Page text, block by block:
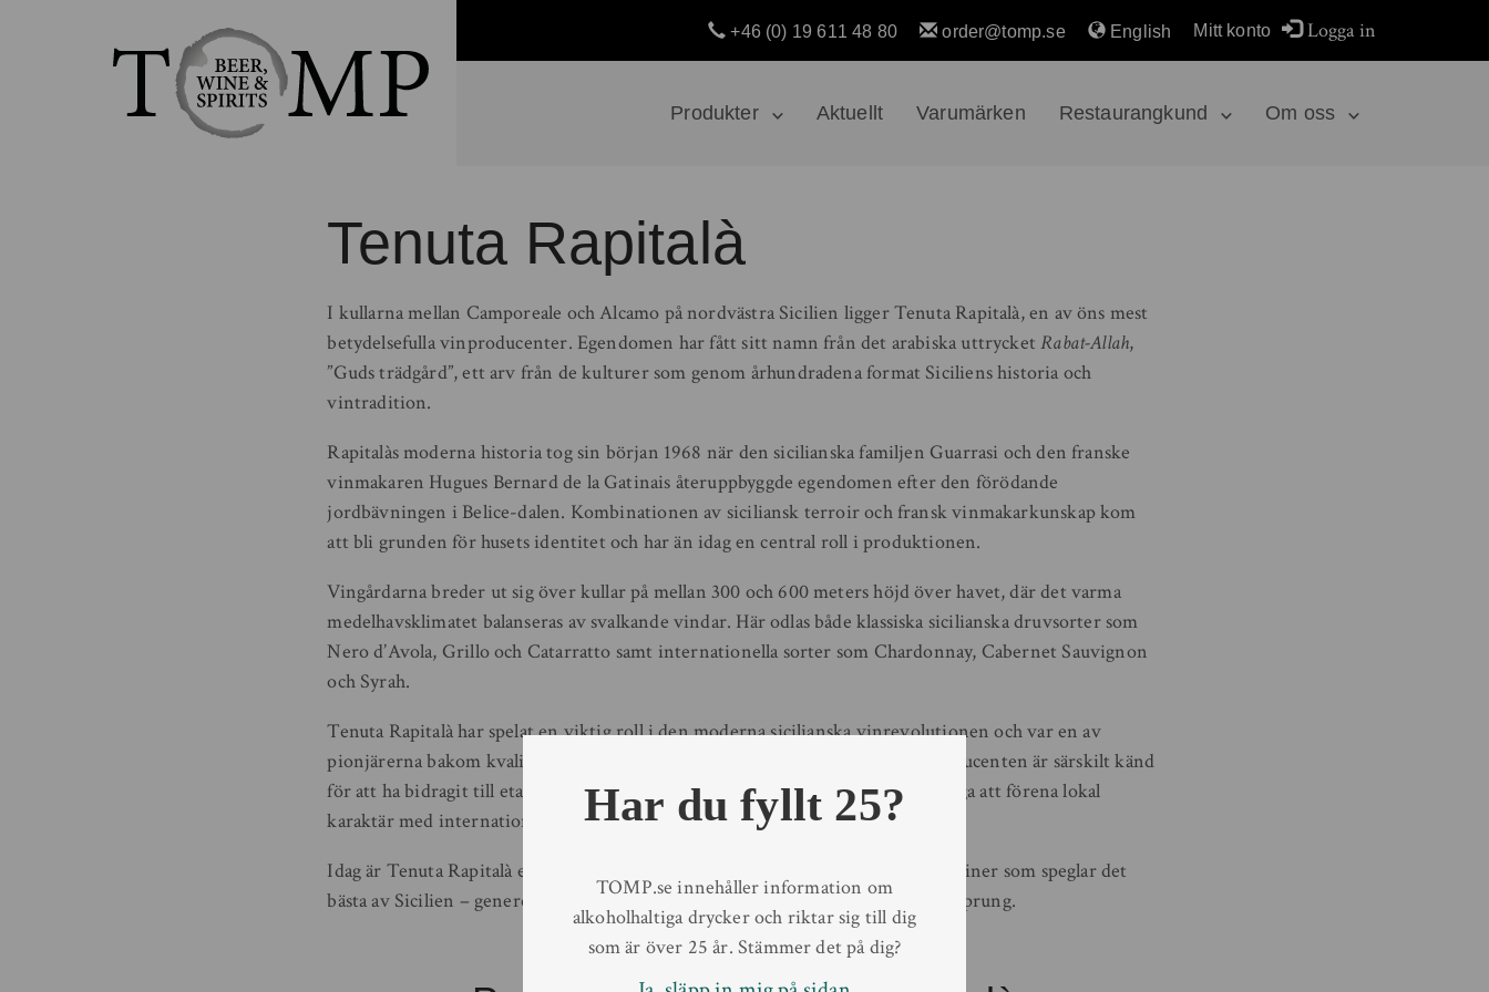
Produkter Aktuellt Varumärken Restaurangkund Om oss
+46 (0) 19 611 48 80 order@tomp.se English Mitt konto Logga in
Tenuta Rapitalà
I kullarna mellan Camporeale och Alcamo på nordvästra Sicilien ligger Tenuta Rapitalà, en av öns mest
betydelsefulla vinproducenter. Egendomen har fått sitt namn från det arabiska uttrycketRabat-Allah,
”Guds trädgård”, ett arv från de kulturer som genom århundradena format Siciliens historia och
vintradition.
Rapitalàs moderna historia tog sin början 1968 när den sicilianska familjen Guarrasi och den franske
vinmakaren Hugues Bernard de la Gatinais återuppbyggde egendomen efter den förödande
jordbävningen i Belice-dalen. Kombinationen av siciliansk terroir och fransk vinmakarkunskap kom
att bli grunden för husets identitet och har än idag en central roll i produktionen.
Vingårdarna breder ut sig över kullar på mellan 300 och 600 meters höjd över havet, där det varma
medelhavsklimatet balanseras av svalkande vindar. Här odlas både klassiska sicilianska druvsorter som
Nero d’Avola, Grillo och Catarratto samt internationella sorter som Chardonnay, Cabernet Sauvignon
och Syrah.
Tenuta Rapitalà har spelat en viktig roll i den moderna sicilianska vinrevolutionen och var en av
pionjärerna bakom kvalitetsvinernas genombrott på ön under 1970-talet. Producenten är särskilt känd
för att ha bidragit till etableringen av Chardonnay på Sicilien och för sin förmåga att förena lokal
karaktär med internationell elegans.
Idag är Tenuta Rapitalà en del av Gruppo Italiano Vini och fortsätter att skapa viner som speglar det
bästa av Sicilien – generös frukt, medelhavskaraktär och en tydlig känsla för ursprung.
Har du fyllt 25?
TOMP.se innehåller information om
alkoholhaltiga drycker och riktar sig till dig
som är över 25 år. Stämmer det på dig?